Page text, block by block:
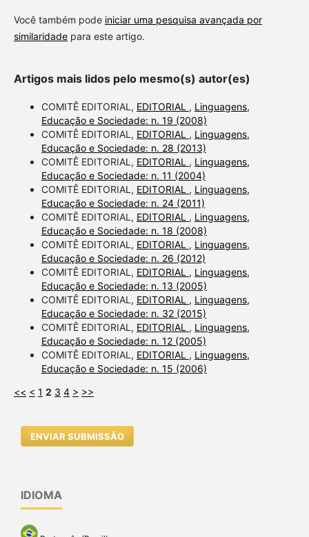
Você também pode iniciar uma pesquisa avançada por
similaridadepara este artigo.
Artigos mais lidos pelo mesmo(s) autor(es)
COMITÊ EDITORIAL, EDITORIAL , Linguagens,
Educação e Sociedade: n. 19 (2008)
COMITÊ EDITORIAL, EDITORIAL , Linguagens,
Educação e Sociedade: n. 28 (2013)
COMITÊ EDITORIAL, EDITORIAL , Linguagens,
Educação e Sociedade: n. 11 (2004)
COMITÊ EDITORIAL, EDITORIAL , Linguagens,
Educação e Sociedade: n. 24 (2011)
COMITÊ EDITORIAL, EDITORIAL , Linguagens,
Educação e Sociedade: n. 18 (2008)
COMITÊ EDITORIAL, EDITORIAL , Linguagens,
Educação e Sociedade: n. 26 (2012)
COMITÊ EDITORIAL, EDITORIAL , Linguagens,
Educação e Sociedade: n. 13 (2005)
COMITÊ EDITORIAL, EDITORIAL , Linguagens,
Educação e Sociedade: n. 32 (2015)
COMITÊ EDITORIAL, EDITORIAL , Linguagens,
Educação e Sociedade: n. 12 (2005)
COMITÊ EDITORIAL, EDITORIAL , Linguagens,
Educação e Sociedade: n. 15 (2006)
<< < 1 2 3 4 > >>
ENVIAR SUBMISSÃO
IDIOMA